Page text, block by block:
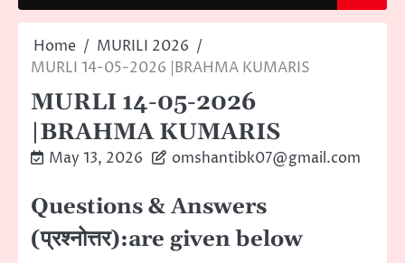
Home
MURILI 2026
MURLI 14-05-2026 |BRAHMA KUMARIS
MURLI 14-05-2026
|BRAHMA KUMARIS
May 13, 2026 omshantibk07@gmail.com
Questions & Answers
(प्रश्नोत्तर):are given below